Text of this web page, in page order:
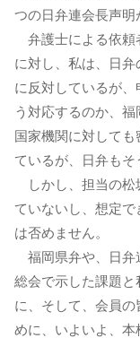
つの日弁連会長声明
弁護士による依頼
に対し、私は、日
に反対しているが
う対応するのか、
国家機関に対して
ているが、日弁もそ
しかし、担当の松
ていないし、想定
は否めません。
福岡県弁や、日弁
総会で示した課題
に、そして、会員
めに、いよいよ、本